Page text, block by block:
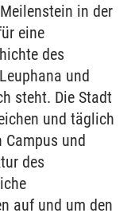
in der
eine
des
und
steht. Die Stadt
und täglich
Campus und
des
auf und um den